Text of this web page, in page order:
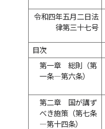
令和四年五月二日法
律第三十七号
目次
第一章 総則（第
一条―第六条）
第二章 国が講ず
べき施策（第七条
―第十四条）